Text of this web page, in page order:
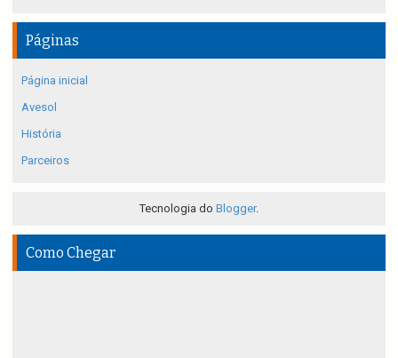
Páginas
Página inicial
Avesol
História
Parceiros
Tecnologia do Blogger.
Como Chegar